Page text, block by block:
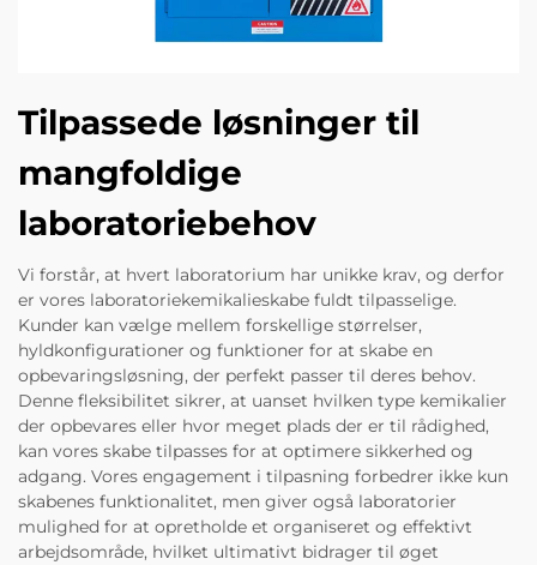
Tilpassede løsninger til
mangfoldige
laboratoriebehov
Vi forstår, at hvert laboratorium har unikke krav, og derfor
er vores laboratoriekemikalieskabe fuldt tilpasselige.
Kunder kan vælge mellem forskellige størrelser,
hyldkonfigurationer og funktioner for at skabe en
opbevaringsløsning, der perfekt passer til deres behov.
Denne fleksibilitet sikrer, at uanset hvilken type kemikalier
der opbevares eller hvor meget plads der er til rådighed,
kan vores skabe tilpasses for at optimere sikkerhed og
adgang. Vores engagement i tilpasning forbedrer ikke kun
skabenes funktionalitet, men giver også laboratorier
mulighed for at opretholde et organiseret og effektivt
arbejdsområde, hvilket ultimativt bidrager til øget